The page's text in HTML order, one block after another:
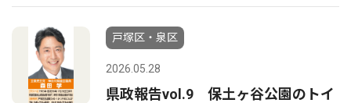
戸塚区・泉区
2026.05.28
県政報告vol.9 保土ヶ谷公園のトイ